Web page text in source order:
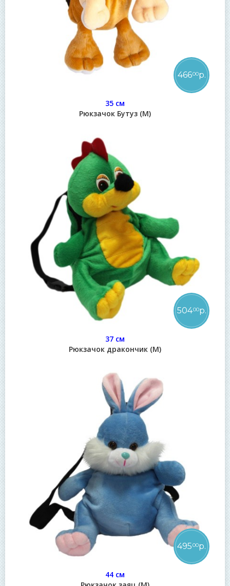
35 см
Рюкзачок Бутуз (М)
46600р.
37 см
Рюкзачок дракончик (М)
50400р.
44 см
49500р.